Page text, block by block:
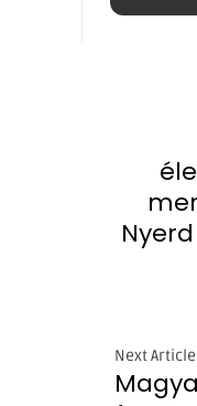
Next Article